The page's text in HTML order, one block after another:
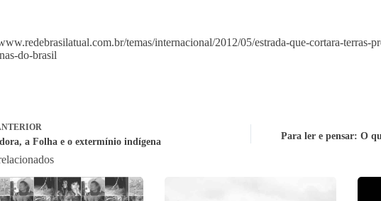
temas/internacional/2012/05/estrada-que-cortara-terras-
do-brasil
a Folha e o extermínio indígena
Para ler e pensar: O